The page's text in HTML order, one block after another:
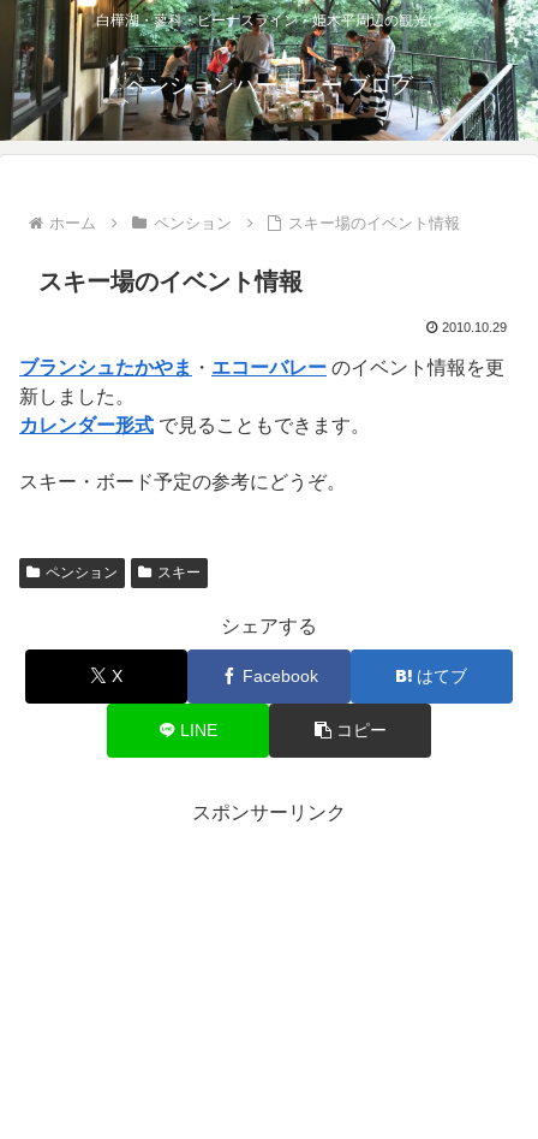
白樺湖・蓼科・ビーナスライン・姫木平周辺の観光に
ペンションハーモニー ブログ
ホーム ペンション スキー場のイベント情報
スキー場のイベント情報
2010.10.29
ブランシュたかやま ・ エコーバレー のイベント情報を更
新しました。
カレンダー形式 で見ることもできます。
スキー・ボード予定の参考にどうぞ。
ペンション スキー
シェアする
X Facebook はてブ
LINE コピー
スポンサーリンク